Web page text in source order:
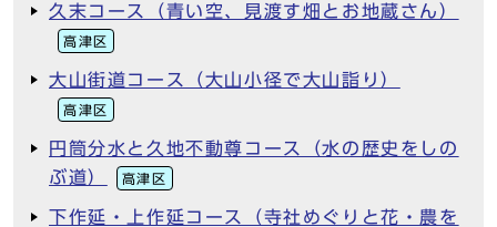
久末コース（青い空、見渡す畑とお地蔵さん）
高津区
大山街道コース（大山小径で大山詣り）
高津区
円筒分水と久地不動尊コース（水の歴史をしの
ぶ道）
高津区
下作延・上作延コース（寺社めぐりと花・農を